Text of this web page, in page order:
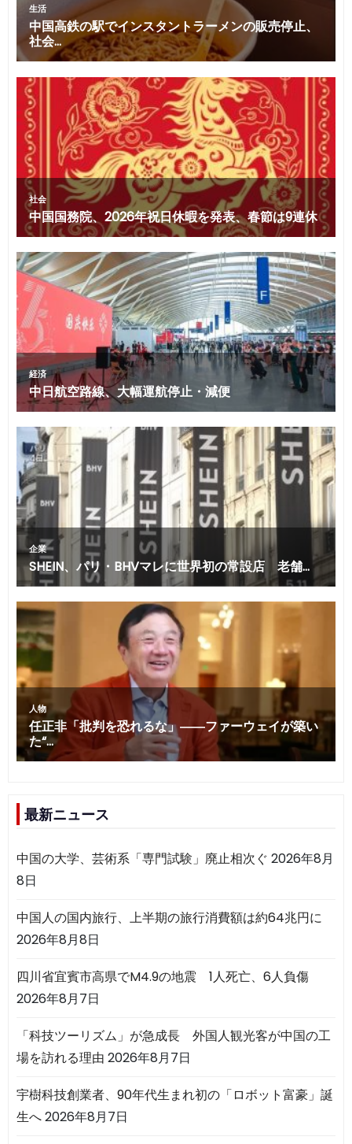
最新ニュース
中国の大学、芸術系「専門試験」廃止相次ぐ 2026年8月
8日
中国人の国内旅行、上半期の旅行消費額は約64兆円に
2026年8月8日
四川省宜賓市高県でM4.9の地震 1人死亡、6人負傷
2026年8月7日
「科技ツーリズム」が急成長 外国人観光客が中国の工
場を訪れる理由 2026年8月7日
宇樹科技創業者、90年代生まれ初の「ロボット富豪」誕
生へ2026年8月7日